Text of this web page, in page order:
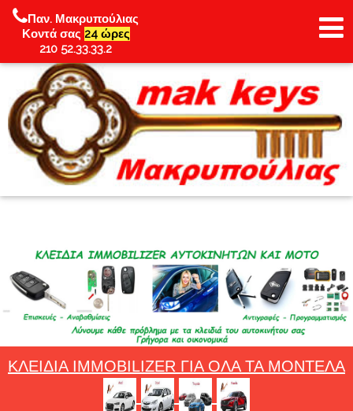
Παν. Μακρυπούλιας
Κοντά σας 24 ώρες
210 52.33.33.2
ΚΛΕΙΔΙΑ IMMOBILIZER ΓΙΑ ΟΛΑ ΤΑ ΜΟΝΤΕΛΑ